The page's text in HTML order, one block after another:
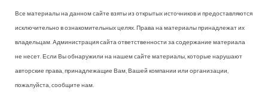
Все материалы на данном сайте взяты из открытых источников и предоставляются
исключительно в ознакомительных целях. Права на материалы принадлежат их
владельцам. Администрация сайта ответственности за содержание материала
не несет. Если Вы обнаружили на нашем сайте материалы, которые нарушают
авторские права, принадлежащие Вам, Вашей компании или организации,
пожалуйста, сообщите нам.